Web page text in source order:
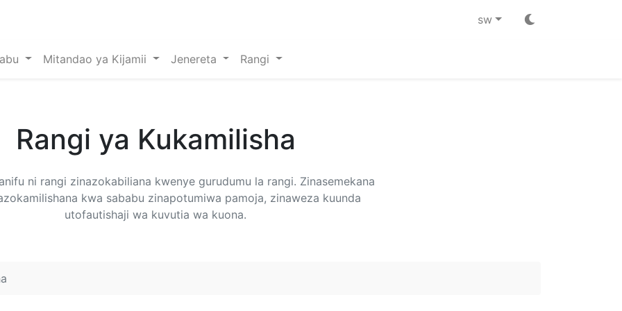
sw
Mitandao ya Kijamii Jenereta Rangi
Rangi ya Kukamilisha
ni rangi zinazokabiliana kwenye gurudumu la rangi. Zinasemekana
kwa sababu zinapotumiwa pamoja, zinaweza kuunda
utofautishaji wa kuvutia wa kuona.